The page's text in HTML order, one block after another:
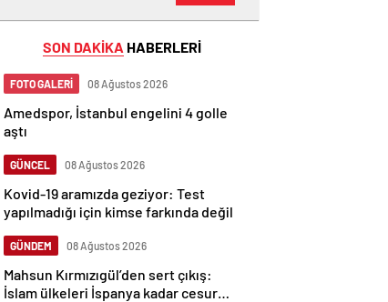
SON DAKİKA HABERLERİ
FOTO GALERİ 08 Ağustos 2026
Amedspor, İstanbul engelini 4 golle
aştı
GÜNCEL 08 Ağustos 2026
Kovid-19 aramızda geziyor: Test
yapılmadığı için kimse farkında değil
GÜNDEM 08 Ağustos 2026
Mahsun Kırmızıgül’den sert çıkış:
İslam ülkeleri İspanya kadar cesur